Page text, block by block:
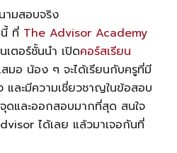
ามสอบจริง
ที่ The Advisor Academy
ตอร์ชั้นนำ เปิดคอร์สเรียน
อ น้อง ๆ จะได้เรียนกับครูที่มี
ละมีความเชี่ยวชาญในข้อสอบ
ดและออกสอบมากที่สุด สนใจ
ได้เลย แล้วมาเจอกันที่